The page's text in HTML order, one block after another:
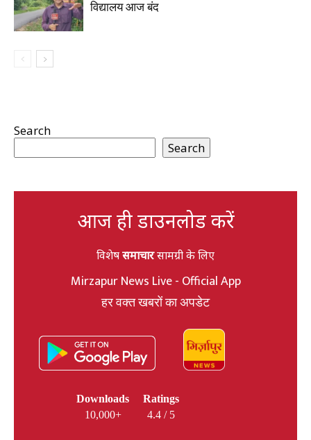
विद्यालय आज बंद
Search
Search
आज ही डाउनलोड करें
विशेषसमाचारसामग्री के लिए
Mirzapur News Live - Official App
हर वक्त खबरों का अपडेट
Downloads
10,000+
Ratings
4.4 / 5